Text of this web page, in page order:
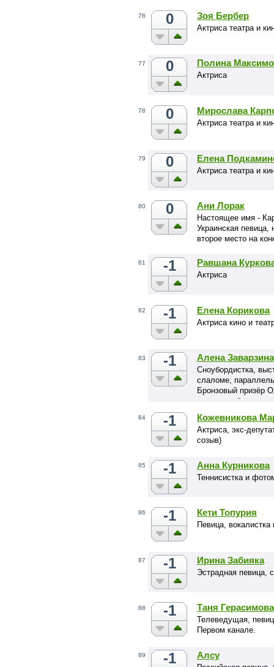
76 0 Зоя Бербер
Актриса театра и
77 0 Полина
Актриса
78 0 Мирослава
Актриса театра и
79 0 Елена
Актриса театра и
80 0 Ани Лорак
Настоящее имя -
Украинская певица,
второе место на
81 -1 Равшана
Актриса
82 -1 Елена Корикова
Актриса кино и
83 -1 Алена Заварзина
Сноубордистка,
слаломе,
Бронзовый призёр
мира, призёр
84 -1 Кожевникова
Актриса, экс-
созыв)
85 -1 Анна Курникова
Теннисистка и
86 -1 Кети Топурия
Певица,
87 -1 Ирина Забияка
Эстрадная певица,
88 -1 Таня Герасимова
Телеведущая,
Первом канале.
89 -1 Алсу